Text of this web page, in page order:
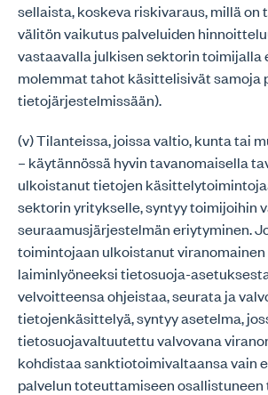
sellaista, koskeva riskivaraus, millä on
välitön vaikutus palveluiden
vastaavalla julkisen sektorin toimijalla
molemmat tahot käsittelisivät samoja
tietojärjestelmissään).
(v) Tilanteissa, joissa valtio, kunta tai
– käytännössä hyvin tavanomaisella
ulkoistanut tietojen
sektorin yritykselle, syntyy toimijoihin
seuraamusjärjestelmän eriytyminen.
toimintojaan ulkoistanut
laiminlyöneeksi tietosuoja-
velvoitteensa ohjeistaa, seurata ja
tietojenkäsittelyä, syntyy asetelma,
tietosuojavaltuutettu valvovana
kohdistaa sanktiotoimivaltaansa vain
palvelun toteuttamiseen osallistuneen